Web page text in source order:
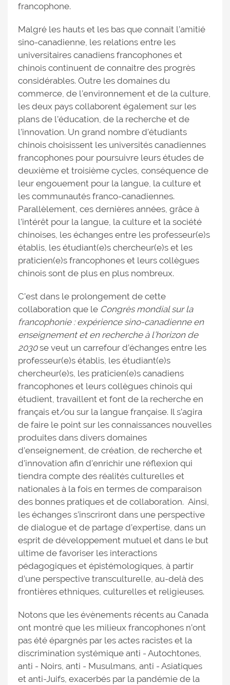
francophone.
Malgré les hauts et les bas que connait l’amitié
sino-canadienne, les relations entre les
universitaires canadiens francophones et
chinois continuent de connaitre des progrès
considérables. Outre les domaines du
commerce, de l’environnement et de la culture,
les deux pays collaborent également sur les
plans de l’éducation, de la recherche et de
l’innovation. Un grand nombre d’étudiants
chinois choisissent les universités canadiennes
francophones pour poursuivre leurs études de
deuxième et troisième cycles, conséquence de
leur engouement pour la langue, la culture et
les communautés franco-canadiennes.
Parallèlement, ces dernières années, grâce à
l’intérêt pour la langue, la culture et la société
chinoises, les échanges entre les professeur(e)s
établis, les étudiant(e)s chercheur(e)s et les
praticien(e)s francophones et leurs collègues
chinois sont de plus en plus nombreux.
C’est dans le prolongement de cette
collaboration que le Congrès mondial sur la
francophonie : expérience sino-canadienne en
enseignement et en recherche à l’horizon de
2030se veut un carrefour d’échanges entre les
professeur(e)s établis, les étudiant(e)s
chercheur(e)s, les praticien(e)s canadiens
francophones et leurs collègues chinois qui
étudient, travaillent et font de la recherche en
français et/ou sur la langue française. Il s’agira
de faire le point sur les connaissances nouvelles
produites dans divers domaines
d’enseignement, de création, de recherche et
d’innovation afin d’enrichir une réflexion qui
tiendra compte des réalités culturelles et
nationales à la fois en termes de comparaison
des bonnes pratiques et de collaboration. Ainsi,
les échanges s’inscriront dans une perspective
de dialogue et de partage d’expertise, dans un
esprit de développement mutuel et dans le but
ultime de favoriser les interactions
pédagogiques et épistémologiques, à partir
d’une perspective transculturelle, au-delà des
frontières ethniques, culturelles et religieuses.
Notons que les évènements récents au Canada
ont montré que les milieux francophones n’ont
pas été épargnés par les actes racistes et la
discrimination systémique anti - Autochtones,
anti - Noirs, anti - Musulmans, anti - Asiatiques
et anti-Juifs, exacerbés par la pandémie de la